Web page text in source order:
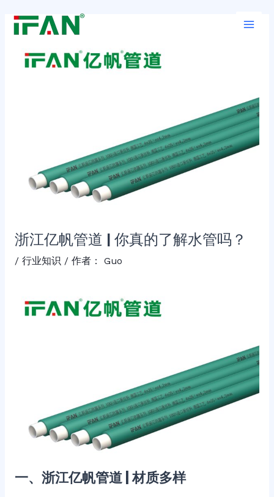
浙江亿帆管道 | 你真的了解水管吗？
/ 行业知识 / 作者： Guo
一、浙江亿帆管道 | 材质多样
navigation